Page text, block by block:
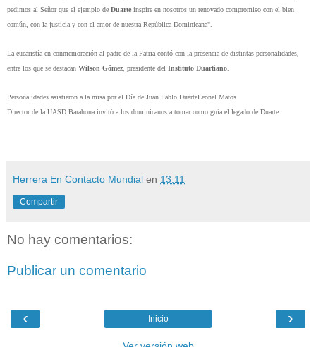
pedimos al Señor que el ejemplo de Duarte inspire en nosotros un renovado compromiso con el bien
común, con la justicia y con el amor de nuestra República Dominicana".
La eucaristía en conmemoración al padre de la Patria contó con la presencia de distintas personalidades,
entre los que se destacan Wilson Gómez , presidente del Instituto Duartiano
Personalidades asistieron a la misa por el Día de Juan Pablo DuarteLeonel Matos
Director de la UASD Barahona invitó a los dominicanos a tomar como guía el legado de Duarte
Herrera En Contacto Mundial en 13:11
Compartir
No hay comentarios:
Publicar un comentario
‹ ›
Inicio